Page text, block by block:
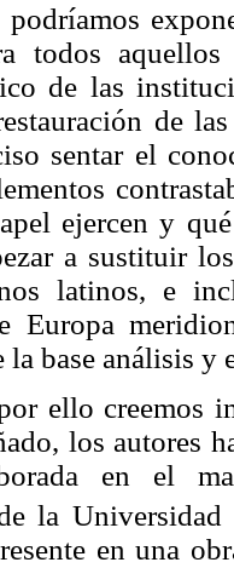
todos
de las
de
sentar el
ejercen y
a sustituir
latinos, e
Europa
la base análisis y
ello creemos
los autores
en el
la Universidad
en una